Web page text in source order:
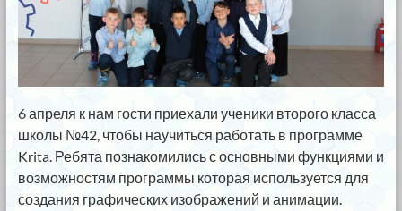
6 апреля к нам гости приехали ученики второго класса
школы №42, чтобы научиться работать в программе
Krita. Ребята познакомились с основными функциями и
возможностям программы которая используется для
создания графических изображений и анимации.